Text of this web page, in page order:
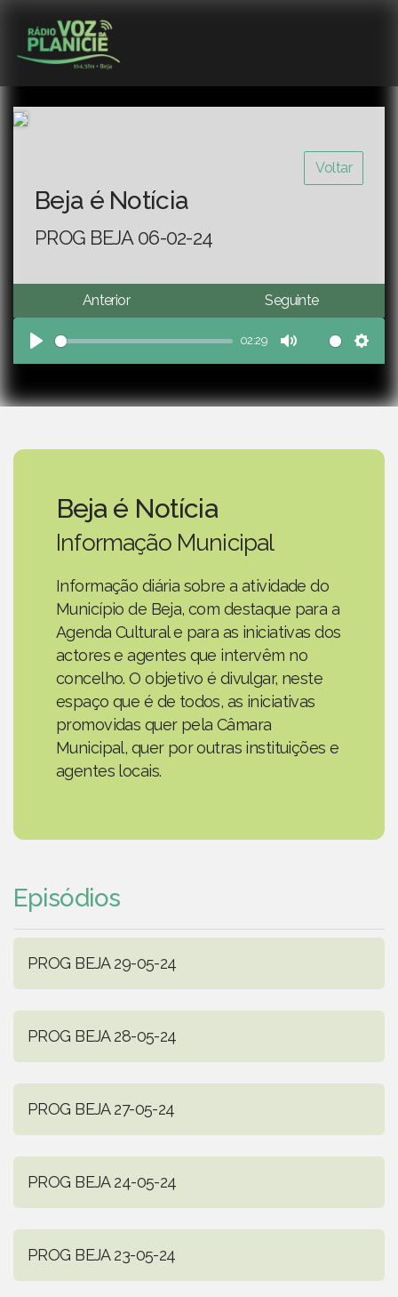
Voltar
Beja é Notícia
PROG BEJA 06-02-24
Anterior Seguinte
Play
02:29
Mute
Beja é Notícia
Informação Municipal
Informação diária sobre a atividade do
Município de Beja, com destaque para a
Agenda Cultural e para as iniciativas dos
actores e agentes que intervêm no
concelho. O objetivo é divulgar, neste
espaço que é de todos, as iniciativas
promovidas quer pela Câmara
Municipal, quer por outras instituições e
agentes locais.
Episódios
PROG BEJA 29-05-24
PROG BEJA 28-05-24
PROG BEJA 27-05-24
PROG BEJA 24-05-24
PROG BEJA 23-05-24